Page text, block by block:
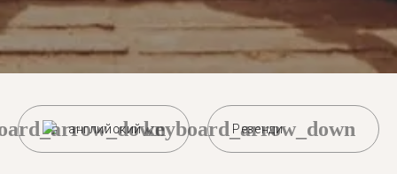
английский Резенди
keyboard_arrow_down